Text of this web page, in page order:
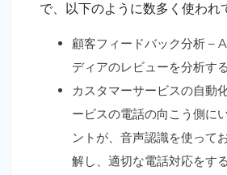
で、以下のように数多く使われ
顧客フィードバック分析 –
ディアのレビューを分析す
カスタマーサービスの自動
ービスの電話の向こう側に
ントが、音声認識を使って
解し、適切な電話対応をす